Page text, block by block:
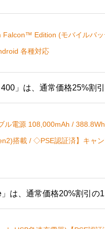
Edition (モバイルバ
各種対応
」は、通常価格25%割
ル電源 108,000mAh /
搭載 / ◇PSE認証済】キャ
は、通常価格20%割引の